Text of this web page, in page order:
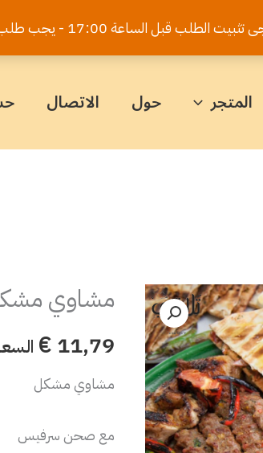
17:00 - يجب طلب قوالب الكيك قبل 5 أيام
المتجر حول الاتصال
مشاوي
€ 11,79
مشاوي مشكل
مع صحن سرفيس
كمية
مشكل